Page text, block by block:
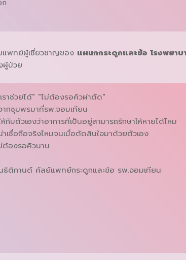
ก
แพทย์ผู้เชี่ยวชาญของ แผนกกระดูกและข้อ โรงพยาบ
ผู้ป่วย
ราช่วยได้" "ไม่ต้องรอคิวผ่าตัด"
กชุมพรมาที่รพ.จอมเทียน
กับตัวเองว่าอาการที่เป็นอยู่สามารถรักษาให้หายได้ไหม
เชื่อถือจริงไหมจนเมื่อตัดสินใจมาด้วยตัวเอง
ต้องรอคิวนาน
กานต์ ศัลย์แพทย์กระดูกและข้อ รพ.จอมเทียน